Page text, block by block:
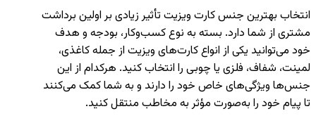
انتخاب بهترین جنس کارت ویزیت تأثیر زیادی بر اولین برداشت
مشتری از شما دارد. بسته به نوع کسب‌وکار، بودجه و هدف
خود می‌توانید یکی از انواع کارت‌های ویزیت از جمله کاغذی،
لمینت، شفاف، فلزی یا چوبی را انتخاب کنید. هرکدام از این
جنس‌ها ویژگی‌های خاص خود را دارند و به شما کمک می‌کنند
تا پیام خود را به‌صورت مؤثر به مخاطب منتقل کنید.